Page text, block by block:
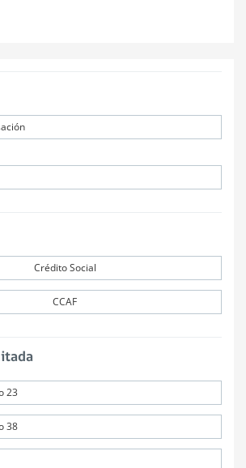
Crédito Social
CCAF
23
38